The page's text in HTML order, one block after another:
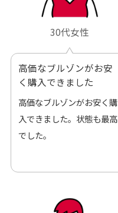
30代女性
高価なブルゾンがお安
く購入できました
高価なブルゾンがお安く購
入できました。状態も最高
でした。